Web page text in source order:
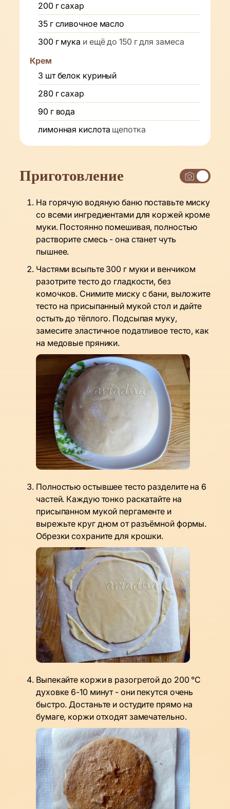
200 гсахар
35 г сливочное масло
300 г мука и ещё до 150 г для замеса
Крем
3 шт белок куриный
280 гсахар
90 г вода
лимонная кислота щепотка
Приготовление
На горячую водяную баню поставьте миску
со всеми ингредиентами для коржей кроме
муки. Постоянно помешивая, полностью
растворите смесь - она станет чуть
пышнее.
Частями всыпьте 300 г муки и венчиком
разотрите тесто до гладкости, без
комочков. Снимите миску с бани, выложите
тесто на присыпанный мукой стол и дайте
остыть до тёплого. Подсыпая муку,
замесите эластичное податливое тесто, как
на медовые пряники.
Полностью остывшее тесто разделите на 6
частей. Каждую тонко раскатайте на
присыпанном мукой пергаменте и
вырежьте круг дном от разъёмной формы.
Обрезки сохраните для крошки.
Выпекайте коржи в разогретой до 200 °C
духовке 6-10 минут - они пекутся очень
быстро. Достаньте и остудите прямо на
бумаге, коржи отходят замечательно.